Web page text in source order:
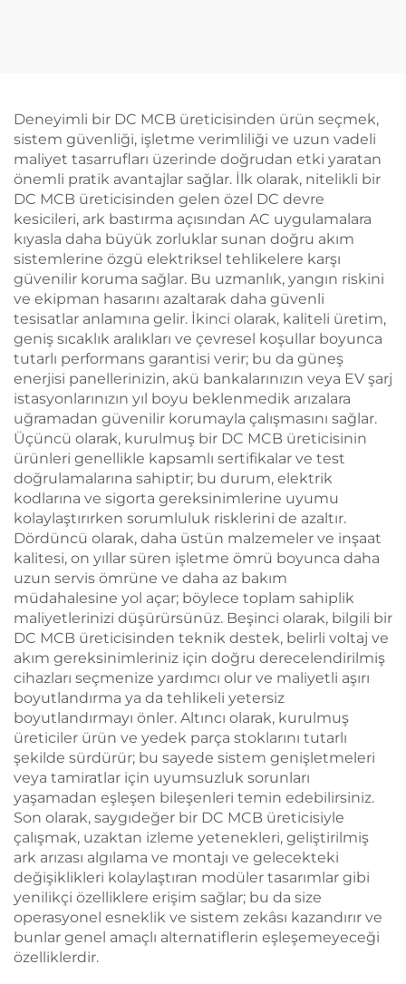
Deneyimli bir DC MCB üreticisinden ürün seçmek,
sistem güvenliği, işletme verimliliği ve uzun vadeli
maliyet tasarrufları üzerinde doğrudan etki yaratan
önemli pratik avantajlar sağlar. İlk olarak, nitelikli bir
DC MCB üreticisinden gelen özel DC devre
kesicileri, ark bastırma açısından AC uygulamalara
kıyasla daha büyük zorluklar sunan doğru akım
sistemlerine özgü elektriksel tehlikelere karşı
güvenilir koruma sağlar. Bu uzmanlık, yangın riskini
ve ekipman hasarını azaltarak daha güvenli
tesisatlar anlamına gelir. İkinci olarak, kaliteli üretim,
geniş sıcaklık aralıkları ve çevresel koşullar boyunca
tutarlı performans garantisi verir; bu da güneş
enerjisi panellerinizin, akü bankalarınızın veya EV şarj
istasyonlarınızın yıl boyu beklenmedik arızalara
uğramadan güvenilir korumayla çalışmasını sağlar.
Üçüncü olarak, kurulmuş bir DC MCB üreticisinin
ürünleri genellikle kapsamlı sertifikalar ve test
doğrulamalarına sahiptir; bu durum, elektrik
kodlarına ve sigorta gereksinimlerine uyumu
kolaylaştırırken sorumluluk risklerini de azaltır.
Dördüncü olarak, daha üstün malzemeler ve inşaat
kalitesi, on yıllar süren işletme ömrü boyunca daha
uzun servis ömrüne ve daha az bakım
müdahalesine yol açar; böylece toplam sahiplik
maliyetlerinizi düşürürsünüz. Beşinci olarak, bilgili bir
DC MCB üreticisinden teknik destek, belirli voltaj ve
akım gereksinimleriniz için doğru derecelendirilmiş
cihazları seçmenize yardımcı olur ve maliyetli aşırı
boyutlandırma ya da tehlikeli yetersiz
boyutlandırmayı önler. Altıncı olarak, kurulmuş
üreticiler ürün ve yedek parça stoklarını tutarlı
şekilde sürdürür; bu sayede sistem genişletmeleri
veya tamiratlar için uyumsuzluk sorunları
yaşamadan eşleşen bileşenleri temin edebilirsiniz.
Son olarak, saygıdeğer bir DC MCB üreticisiyle
çalışmak, uzaktan izleme yetenekleri, geliştirilmiş
ark arızası algılama ve montajı ve gelecekteki
değişiklikleri kolaylaştıran modüler tasarımlar gibi
yenilikçi özelliklere erişim sağlar; bu da size
operasyonel esneklik ve sistem zekâsı kazandırır ve
bunlar genel amaçlı alternatiflerin eşleşemeyeceği
özelliklerdir.